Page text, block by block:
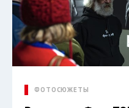
ФОТОСЮЖЕТЫ